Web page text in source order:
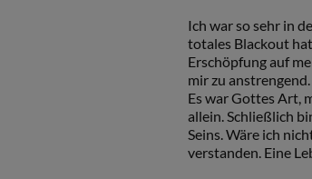
Ich war so sehr in
totales Blackout
Erschöpfung auf
mir zu
Es war Gottes Art,
allein. Schließlich
Seins. Wäre ich
verstanden. Eine